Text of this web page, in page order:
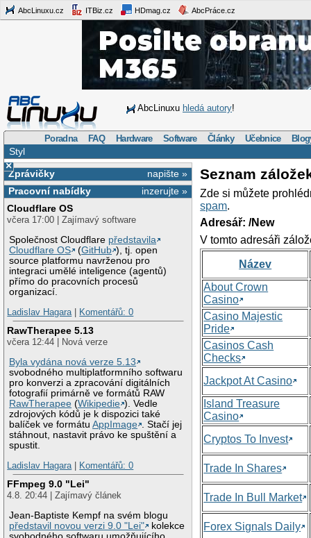
AbcLinuxu.cz ITBiz.cz HDmag.cz AbcPráce.cz
AbcLinuxu hledá autory!
Poradna FAQ Hardware Software Články Učebnice
Styl
×
napište »
Zprávičky
inzerujte »
Pracovní nabídky
Cloudflare OS
včera 17:00 | Zajímavý software
Společnost Cloudflare představila
Cloudflare OS
(GitHub ), tj. open
source platformu navrženou pro
integraci umělé inteligence (agentů)
přímo do pracovních procesů
organizací.
Ladislav Hagara| Komentářů: 0
RawTherapee 5.13
včera 12:44 | Nová verze
Byla vydána nová verze 5.13
svobodného multiplatformního softwaru
pro konverzi a zpracování digitálních
fotografií primárně ve formátů RAW
RawTherapee (Wikipedie ). Vedle
zdrojových kódů je k dispozici také
balíček ve formátuAppImage
. Stačí jej
stáhnout, nastavit právo ke spuštění a
spustit.
Ladislav Hagara| Komentářů: 0
FFmpeg 9.0 "Lei"
4.8. 20:44 | Zajímavý článek
Jean-Baptiste Kempf na svém blogu
představil novou verzi 9.0 "Lei"
kolekce
Seznam
Zde si můžete
spam.
Adresář: /New
V tomto adresáři
Název
About Crown
Casino
Casino Majestic
Pride
Casinos Cash
Checks
Jackpot At Casino
Island Treasure
Casino
Cryptos To Invest
Trade In Shares
Trade In Bull Market
Forex Signals Daily